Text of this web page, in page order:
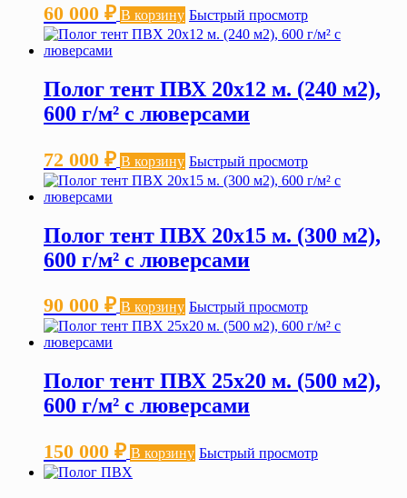
60 000 ₽ В корзину Быстрый просмотр
Полог тент ПВХ 20х12 м. (240 м2),
600 г/м² с люверсами
72 000 ₽ В корзину Быстрый просмотр
Полог тент ПВХ 20х15 м. (300 м2),
600 г/м² с люверсами
90 000 ₽ В корзину Быстрый просмотр
Полог тент ПВХ 25х20 м. (500 м2),
600 г/м² с люверсами
150 000 ₽ В корзину Быстрый просмотр